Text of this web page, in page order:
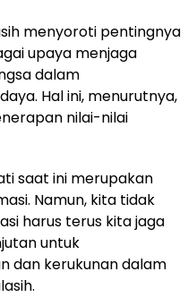
menyoroti pentingnya
upaya menjaga
dalam
Hal ini, menurutnya,
nilai-nilai
saat ini merupakan
Namun, kita tidak
harus terus kita jaga
untuk
dan kerukunan dalam